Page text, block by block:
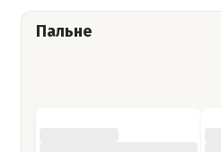
Пальне